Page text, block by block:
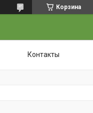
Корзина
Контакты